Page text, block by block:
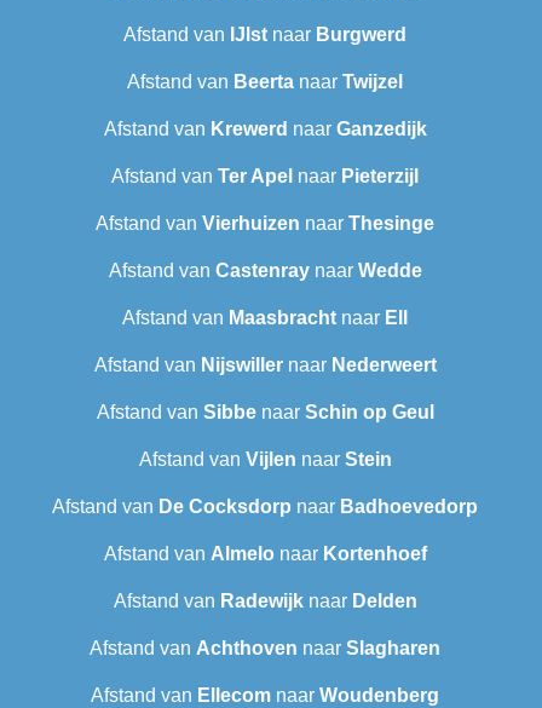
Afstand van IJlst naar Burgwerd
Afstand van Beerta naar Twijzel
Afstand van Krewerd naar Ganzedijk
Afstand van Ter Apel naar Pieterzijl
Afstand van Vierhuizen naar Thesinge
Afstand van Castenraynaar Wedde
Afstand van Maasbracht naar Ell
Afstand van Nijswillernaar Nederweert
Afstand van Sibbenaar Schin op Geul
Afstand van Vijlen naar Stein
Afstand van De Cocksdorp naar Badhoevedorp
Afstand van Almelo naar Kortenhoef
Afstand van Radewijknaar Delden
Afstand van Achthoven naar Slagharen
Afstand van Ellecom naar Woudenberg